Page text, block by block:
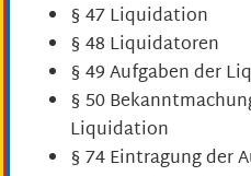
§ 47Liquidation
§ 48 Liquidatoren
§ 49 Aufgaben der
§ 50
Liquidation
§ 74 Eintragung der